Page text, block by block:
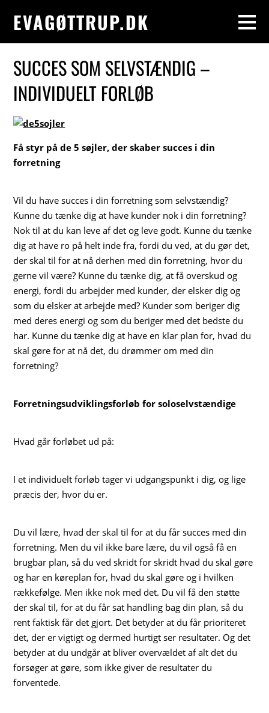
EVAGØTTRUP.DK
SUCCES SOM SELVSTÆNDIG –
INDIVIDUELT FORLØB
Få styr på de 5 søjler, der skaber succes i din
forretning
Vil du have succes i din forretning som selvstændig?
Kunne du tænke dig at have kunder nok i din forretning?
Nok til at du kan leve af det og leve godt. Kunne du tænke
dig at have ro på helt inde fra, fordi du ved, at du gør det,
der skal til for at nå derhen med din forretning, hvor du
gerne vil være? Kunne du tænke dig, at få overskud og
energi, fordi du arbejder med kunder, der elsker dig og
som du elsker at arbejde med? Kunder som beriger dig
med deres energi og som du beriger med det bedste du
har. Kunne du tænke dig at have en klar plan for, hvad du
skal gøre for at nå det, du drømmer om med din
forretning?
Forretningsudviklingsforløb for soloselvstændige
Hvad går forløbet ud på:
I et individuelt forløb tager vi udgangspunkt i dig, og lige
præcis der, hvor du er.
Du vil lære, hvad der skal til for at du får succes med din
forretning. Men du vil ikke bare lære, du vil også få en
brugbar plan, så du ved skridt for skridt hvad du skal gøre
og har en køreplan for, hvad du skal gøre og i hvilken
rækkefølge. Men ikke nok med det. Du vil få den støtte
der skal til, for at du får sat handling bag din plan, så du
rent faktisk får det gjort. Det betyder at du får prioriteret
det, der er vigtigt og dermed hurtigt ser resultater. Og det
betyder at du undgår at bliver overvældet af alt det du
forsøger at gøre, som ikke giver de resultater du
forventede.